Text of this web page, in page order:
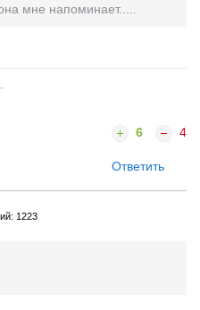
мне напоминает.....
6 4
Ответить
1223